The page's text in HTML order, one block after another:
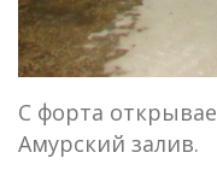
С форта
Амурский залив.